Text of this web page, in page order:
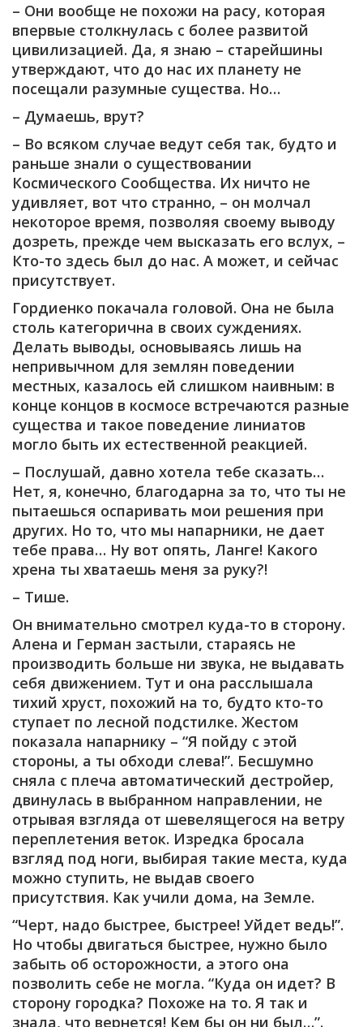
– Они вообще не похожи на расу, которая
впервые столкнулась с более развитой
цивилизацией. Да, я знаю – старейшины
утверждают, что до нас их планету не
посещали разумные существа. Но…
– Думаешь, врут?
– Во всяком случае ведут себя так, будто и
раньше знали о существовании
Космического Сообщества. Их ничто не
удивляет, вот что странно, – он молчал
некоторое время, позволяя своему выводу
дозреть, прежде чем высказать его вслух, –
Кто-то здесь был до нас. А может, и сейчас
присутствует.
Гордиенко покачала головой. Она не была
столь категорична в своих суждениях.
Делать выводы, основываясь лишь на
непривычном для землян поведении
местных, казалось ей слишком наивным: в
конце концов в космосе встречаются разные
существа и такое поведение линиатов
могло быть их естественной реакцией.
– Послушай, давно хотела тебе сказать…
Нет, я, конечно, благодарна за то, что ты не
пытаешься оспаривать мои решения при
других. Но то, что мы напарники, не дает
тебе права… Ну вот опять, Ланге! Какого
хрена ты хватаешь меня за руку?!
– Тише.
Он внимательно смотрел куда-то в сторону.
Алена и Герман застыли, стараясь не
производить больше ни звука, не выдавать
себя движением. Тут и она расслышала
тихий хруст, похожий на то, будто кто-то
ступает по лесной подстилке. Жестом
показала напарнику – “Я пойду с этой
стороны, а ты обходи слева!”. Бесшумно
сняла с плеча автоматический дестройер,
двинулась в выбранном направлении, не
отрывая взгляда от шевелящегося на ветру
переплетения веток. Изредка бросала
взгляд под ноги, выбирая такие места, куда
можно ступить, не выдав своего
присутствия. Как учили дома, на Земле.
“Черт, надо быстрее, быстрее! Уйдет ведь!”.
Но чтобы двигаться быстрее, нужно было
забыть об осторожности, а этого она
позволить себе не могла. “Куда он идет? В
сторону городка? Похоже на то. Я так и
знала, что вернется! Кем бы он ни был…”.